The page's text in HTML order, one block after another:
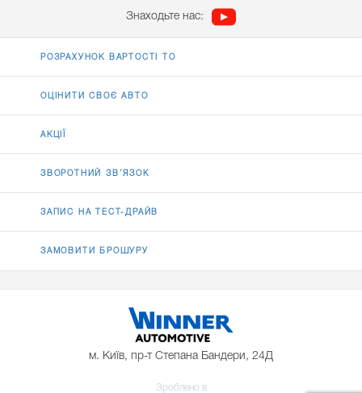
Знаходьте нас:
РОЗРАХУНОК ВАРТОСТІ ТО
ОЦІНИТИ СВОЄ АВТО
АКЦІЇ
ЗВОРОТНИЙ ЗВ’ЯЗОК
ЗАПИС НА ТЕСТ-ДРАЙВ
ЗАМОВИТИ БРОШУРУ
м. Київ, пр-т Степана Бандери, 24Д
Зроблено в